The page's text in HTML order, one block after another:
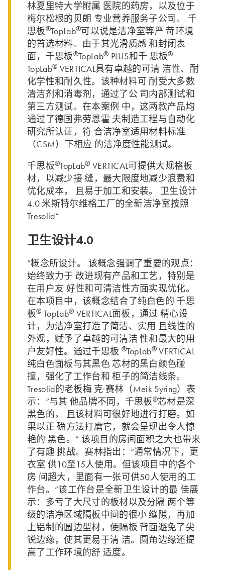
林夏里特大学附属 医院的药房，以及位于
梅尔松根的贝朗 专业营养服务子公司。 千
思板®TopLab®可以说是洁净室等严 苛环境
的首选材料。由于其光滑质感 和封闭表
面，千思板®TopLab® PLUS和千 思板®
TopLab® VERTICAL具有卓越的可清 洁性、耐
化学性和耐久性。该种材料可 耐受大多数
清洁剂和消毒剂，通过了公 司内部测试和
第三方测试。在本案例 中，这两款产品均
通过了德国弗劳恩霍 夫制造工程与自动化
研究所认证，符 合洁净室适用材料标准
（CSM）下相应 的洁净度性能测试。
千思板®TopLab® VERTICAL可提供大规格板
材，以减少接 缝，最大限度地减少浪费和
优化成本， 且易于加工和安装。 卫生设计
4.0 米斯特尔维格工厂的全新洁净室按照
Tresolid“
卫生设计4.0
”概念所设计。 该概念强调了重要的观点：
始终致力于 改进现有产品和工艺，特别是
在用户友 好性和可清洁性方面实现优化。
在本项目中，该概念结合了纯白色的 千思
板® TopLab® VERTICAL面板，通过 精心设
计，为洁净室打造了简洁、实用 且线性的
外观，赋予了卓越的可清洁 性和最大的用
户友好性。通过千思板 ®TopLab® VERTICAL
纯白色面板与其黑色 芯材的黑白颜色碰
撞，强化了工作台和 柜子的简洁线条。
Tresolid的老板梅 克·赛林（Meik Syring）表
示：“与其 他品牌不同，千思板®芯材是深
黑色的， 且该材料可很好地进行打磨。如
果以正 确方法打磨它，就会呈现出令人惊
艳的 黑色。” 该项目的房间面积之大也带来
了有趣 挑战。赛林指出：“通常情况下，更
衣室 供10至15人使用。但该项目中的各个
房 间超大，里面有一张可供50人使用的工
作台。”该工作台是全新卫生设计的最 佳展
示：多亏了大尺寸的板材以及分隔 两个等
级的洁净区域隔板中间的很小 缝隙，再加
上铝制的圆边型材，使隔板 背面避免了尖
锐边缘，使其更易于清 洁。圆角边缘还提
高了工作环境的舒 适度。